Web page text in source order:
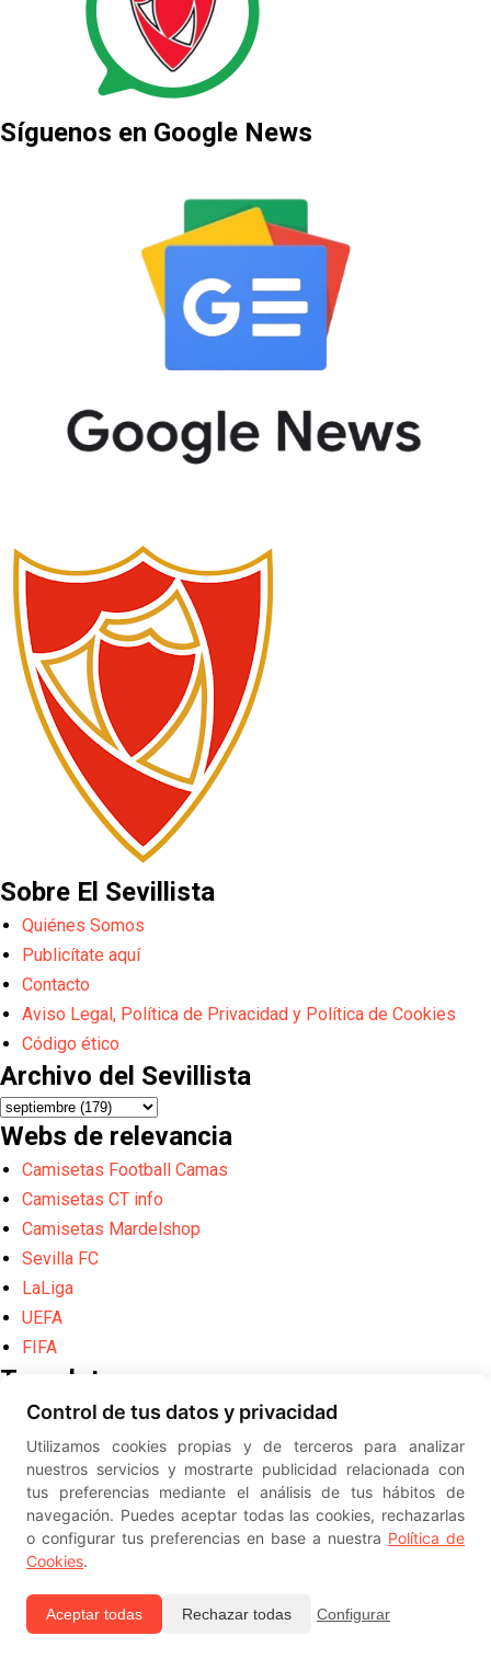
Síguenos en Google News
Sobre El Sevillista
Quiénes Somos
Publicítate aquí
Contacto
Aviso Legal, Política de Privacidad y Política de Cookies
Código ético
Archivo del Sevillista
Webs de relevancia
Camisetas Football Camas
Camisetas CT info
Camisetas Mardelshop
Sevilla FC
LaLiga
UEFA
FIFA
Translate
Powered by
Translate
Diseño web creado por Erick
© ElSevillista.es - Información sobre
el Sevilla FC, Sevilla Atlético, Sevilla Femenino y su Cantera
-- --
Control de tus datos y privacidad
Utilizamos cookies propias y de terceros para analizar
nuestros servicios y mostrarte publicidad relacionada con
tus preferencias mediante el análisis de tus hábitos de
navegación. Puedes aceptar todas las cookies, rechazarlas
o configurar tus preferencias en base a nuestra Política de
Cookies.
Aceptar todas Rechazar todas Configurar
2026